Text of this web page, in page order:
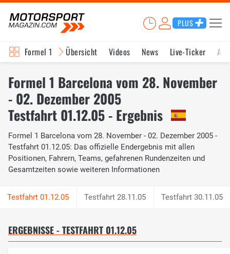
PLUS
Formel 1 Übersicht Videos News Live-Ticker
Formel 1 Barcelona vom 28. November
- 02. Dezember 2005
Testfahrt 01.12.05 - Ergebnis
Formel 1 Barcelona vom 28. November - 02. Dezember 2005 -
Testfahrt 01.12.05: Das offizielle Endergebnis mit allen
Positionen, Fahrern, Teams, gefahrenen Rundenzeiten und
Gesamtzeiten sowie weiteren Informationen
Testfahrt 28.11.05 Testfahrt 30.11.05
ERGEBNISSE - TESTFAHRT 01.12.05